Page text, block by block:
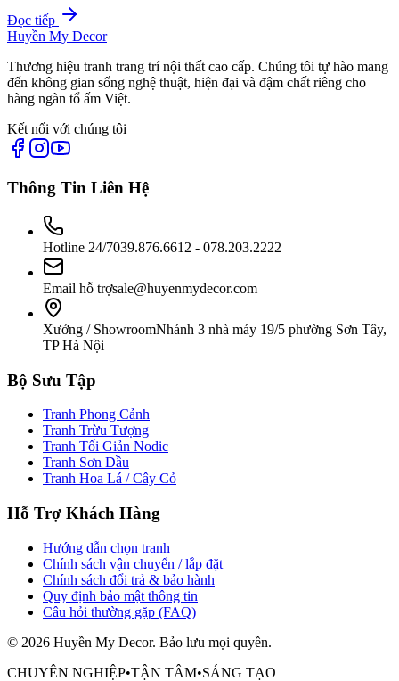
Đọc tiếp
Huyền My Decor
Thương hiệu tranh trang trí nội thất cao cấp. Chúng tôi tự hào mang
đến không gian sống nghệ thuật, hiện đại và đậm chất riêng cho
hàng ngàn tổ ấm Việt.
Kết nối với chúng tôi
Thông Tin Liên Hệ
Hotline 24/7039.876.6612 - 078.203.2222
Email hỗ trợsale@huyenmydecor.com
Xưởng / ShowroomNhánh 3 nhà máy 19/5 phường Sơn Tây,
TP Hà Nội
Bộ Sưu Tập
Tranh Phong Cảnh
Tranh Trừu Tượng
Tranh Tối Giản Nodic
Tranh Sơn Dầu
Tranh Hoa Lá / Cây Cỏ
Hỗ Trợ Khách Hàng
Hướng dẫn chọn tranh
Chính sách vận chuyển / lắp đặt
Chính sách đổi trả & bảo hành
Quy định bảo mật thông tin
Câu hỏi thường gặp (FAQ)
© 2026 Huyền My Decor. Bảo lưu mọi quyền.
CHUYÊN NGHIỆP•TẬN TÂM•SÁNG TẠO